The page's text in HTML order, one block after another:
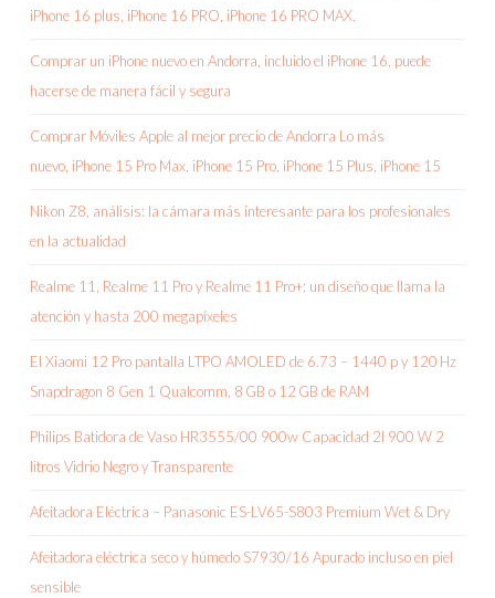
iPhone 16 plus, iPhone 16 PRO, iPhone 16 PRO MAX.
Comprar un iPhone nuevo en Andorra, incluido el iPhone 16, puede
hacerse de manera fácil y segura
Comprar Móviles Apple al mejor precio de Andorra Lo más
nuevo, iPhone 15 Pro Max, iPhone 15 Pro, iPhone 15 Plus, iPhone 15
Nikon Z8, análisis: la cámara más interesante para los profesionales
en la actualidad
Realme 11, Realme 11 Pro y Realme 11 Pro+: un diseño que llama la
atención y hasta 200 megapíxeles
El Xiaomi 12 Pro pantalla LTPO AMOLED de 6.73 – 1440 p y 120 Hz
Snapdragon 8 Gen 1 Qualcomm, 8 GB o 12 GB de RAM
Philips Batidora de Vaso HR3555/00 900w Capacidad 2l 900 W 2
litros Vidrio Negro y Transparente
Afeitadora Eléctrica – Panasonic ES-LV65-S803 Premium Wet & Dry
Afeitadora eléctrica seco y húmedo S7930/16 Apurado incluso en piel
sensible